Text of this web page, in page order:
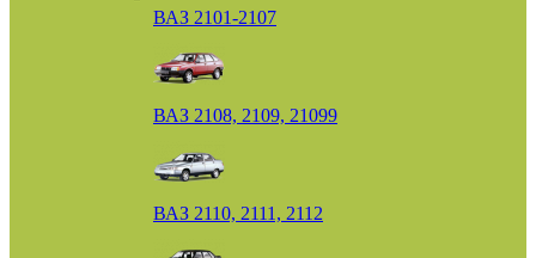
ВАЗ 2101-2107
ВАЗ 2108, 2109, 21099
ВАЗ 2110, 2111, 2112